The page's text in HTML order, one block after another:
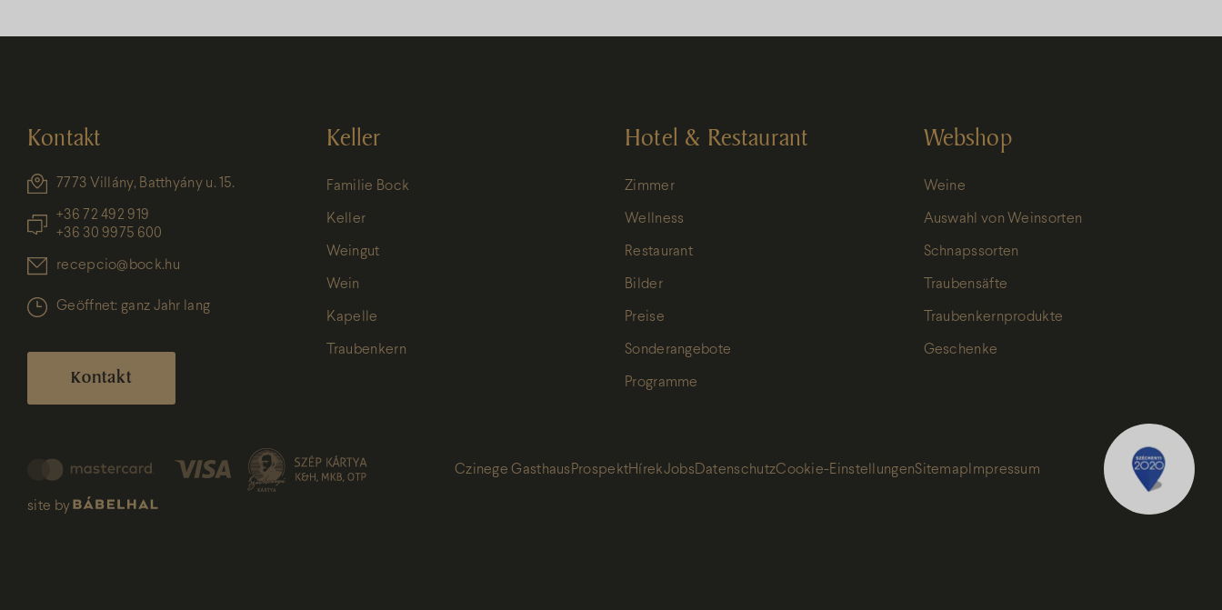
Ich habe die
gelesen, und
akzeptiere sie
Kontakt
7773 Villány, Batthyány u. 15.
+36 72 492 919
+36 30 9975 600
recepcio@bock.hu
Geöffnet: ganz Jahr lang
Kontakt
Keller
Familie Bock
Keller
Weingut
Wein
Kapelle
Traubenkern
Hotel & Restaurant
Zimmer
Wellness
Restaurant
Bilder
Preise
Sonderangebote
Programme
Webshop
Weine
Auswahl von Weinsorten
Schnapssorten
Traubensäfte
Traubenkernprodukte
Geschenke
Czinege Gasthaus ProspektHírekJobs DatenschutzCookie-EinstellungenSitemap Impressum
site by